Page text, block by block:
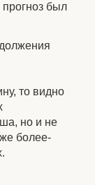
был
то видно
но и не
более-